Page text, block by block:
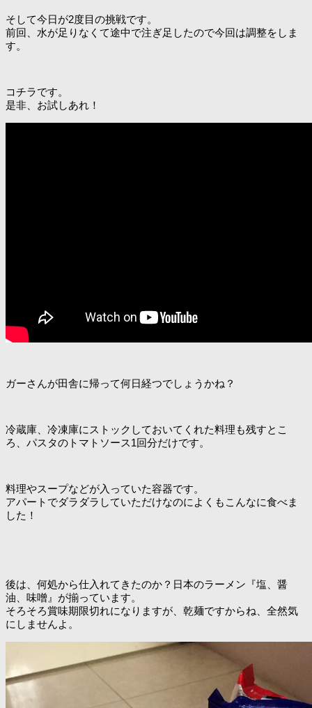
そして今日が2度目の挑戦です。
前回、水が足りなくて途中で注ぎ足したので今回は調整をしま
す。
コチラです。
是非、お試しあれ！
ガーさんが田舎に帰って何日経つでしょうかね？
冷蔵庫、冷凍庫にストックしておいてくれた料理も残すとこ
ろ、パスタのトマトソース1回分だけです。
料理やスープなどが入っていた容器です。
アパートでダラダラしていただけなのによくもこんなに食べま
した！
後は、何処から仕入れてきたのか？日本のラーメン『塩、醤
油、味噌』が揃っています。
そろそろ賞味期限切れになりますが、乾麺ですからね、全然気
にしませんよ。